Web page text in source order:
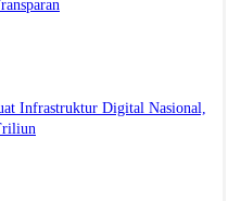
Infrastruktur Digital Nasional,